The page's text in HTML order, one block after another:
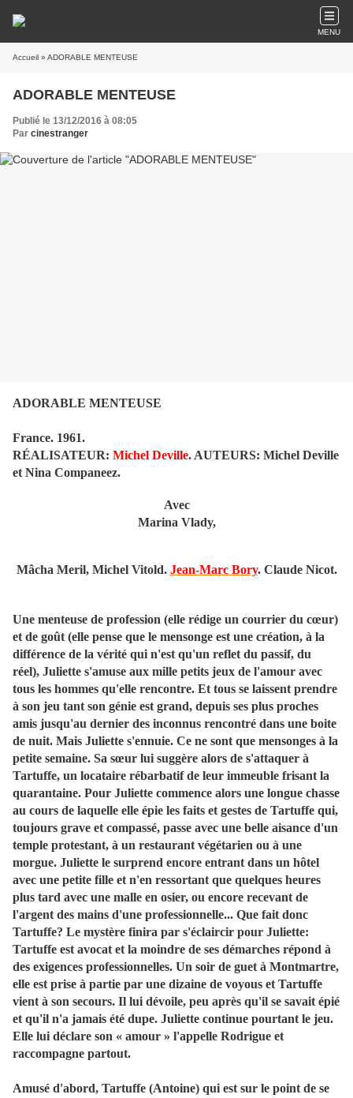
MENU
Accueil » ADORABLE MENTEUSE
ADORABLE MENTEUSE
Publié le 13/12/2016 à 08:05
Par cinestranger
ADORABLE MENTEUSE
France. 1961.
RÉALISATEUR: Michel Deville. AUTEURS: Michel Deville
et Nina Companeez.
Avec
Marina Vlady,
Mâcha Meril, Michel Vitold. Jean-Marc Bory. Claude Nicot.
Une menteuse de profession (elle rédige un courrier du cœur)
et de goût (elle pense que le mensonge est une création, à la
différence de la vérité qui n'est qu'un reflet du passif, du
réel), Juliette s'amuse aux mille petits jeux de l'amour avec
tous les hommes qu'elle rencontre. Et tous se laissent prendre
à son jeu tant son génie est grand, depuis ses plus proches
amis jusqu'au dernier des inconnus rencontré dans une boite
de nuit. Mais Juliette s'ennuie. Ce ne sont que mensonges à la
petite semaine. Sa sœur lui suggère alors de s'attaquer à
Tartuffe, un locataire rébarbatif de leur immeuble frisant la
quarantaine. Pour Juliette commence alors une longue chasse
au cours de laquelle elle épie les faits et gestes de Tartuffe qui,
toujours grave et compassé, passe avec une belle aisance d'un
temple protestant, à un restaurant végétarien ou à une
morgue. Juliette le surprend encore entrant dans un hôtel
avec une petite fille et n'en ressortant que quelques heures
plus tard avec une malle en osier, ou encore recevant de
l'argent des mains d'une professionnelle... Que fait donc
Tartuffe? Le mystère finira par s'éclaircir pour Juliette:
Tartuffe est avocat et la moindre de ses démarches répond à
des exigences professionnelles. Un soir de guet à Montmartre,
elle est prise à partie par une dizaine de voyous et Tartuffe
vient à son secours. Il lui dévoile, peu après qu'il se savait épié
et qu'il n'a jamais été dupe. Juliette continue pourtant le jeu.
Elle lui déclare son « amour » l'appelle Rodrigue et
raccompagne partout.
Amusé d'abord, Tartuffe (Antoine) qui est sur le point de se